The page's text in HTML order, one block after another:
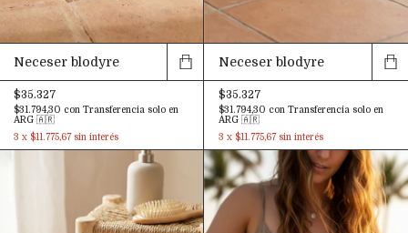
Neceser blodyre
$35.327
$31.794,30 con Transferencia solo en
ARG 🇦🇷
3 x $11.775,67 sin interés
Neceser blodyre
$35.327
$31.794,30 con Transferencia solo en
ARG 🇦🇷
3 x $11.775,67 sin interés